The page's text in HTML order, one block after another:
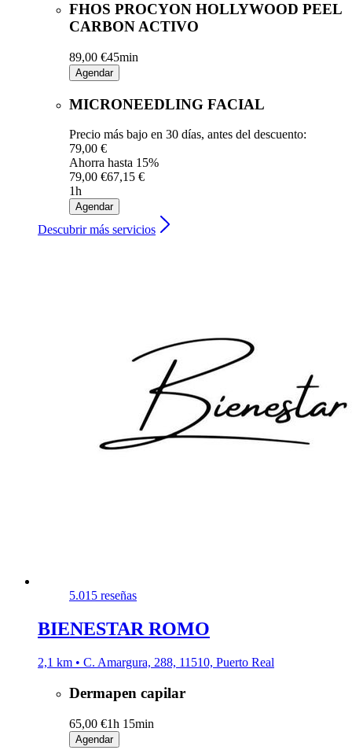
FHOS PROCYON HOLLYWOOD PEEL
CARBON ACTIVO
89,00 €45min
Agendar
MICRONEEDLING FACIAL
Precio más bajo en 30 días, antes del descuento:
79,00 €
Ahorra hasta 15%
79,00 €67,15 €
1h
Agendar
Descubrir más servicios
5.015 reseñas
BIENESTAR ROMO
2,1 km • C. Amargura, 288, 11510, Puerto Real
Dermapen capilar
65,00 €1h 15min
Agendar